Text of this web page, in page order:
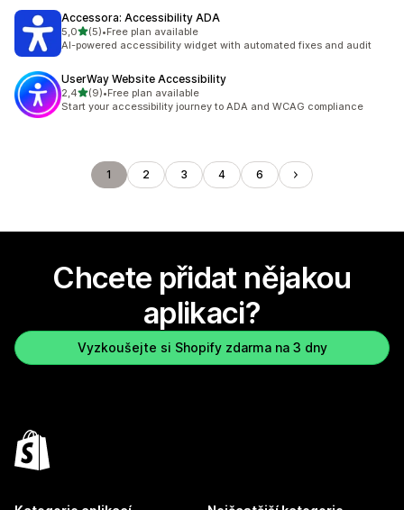
Accessora: Accessibility ADA
5,0z 5 hvězd
(5)
Celkový počet recenzí: 5
•Free plan available
AI-powered accessibility widget with automated fixes and audit
UserWay Website Accessibility
2,4z 5 hvězd
(9)
Celkový počet recenzí: 9
•Free plan available
Start your accessibility journey to ADA and WCAG compliance
1 2 3 4 6
Chcete přidat nějakou
aplikaci?
Vyzkoušejte si Shopify zdarma na 3 dny